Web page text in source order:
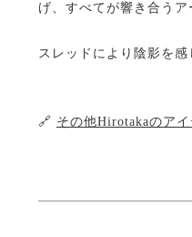
げ、すべてが響き合うア
スレッドにより陰影を
🔗 その他Hirotakaのア